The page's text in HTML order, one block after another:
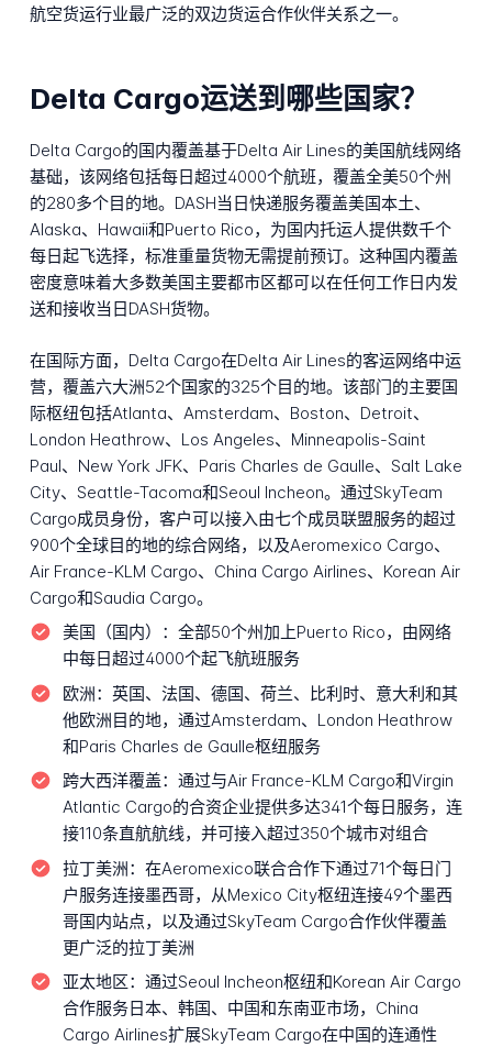
航空货运行业最广泛的双边货运合作伙伴关系之一。
Delta Cargo运送到哪些国家？
Delta Cargo的国内覆盖基于Delta Air Lines的美国航线网络
基础，该网络包括每日超过4000个航班，覆盖全美50个州
的280多个目的地。DASH当日快递服务覆盖美国本土、
Alaska、Hawaii和Puerto Rico，为国内托运人提供数千个
每日起飞选择，标准重量货物无需提前预订。这种国内覆盖
密度意味着大多数美国主要都市区都可以在任何工作日内发
送和接收当日DASH货物。
在国际方面，Delta Cargo在Delta Air Lines的客运网络中运
营，覆盖六大洲52个国家的325个目的地。该部门的主要国
际枢纽包括Atlanta、Amsterdam、Boston、Detroit、
London Heathrow、Los Angeles、Minneapolis-Saint
Paul、New York JFK、Paris Charles de Gaulle、Salt Lake
City、Seattle-Tacoma和Seoul Incheon。通过SkyTeam
Cargo成员身份，客户可以接入由七个成员联盟服务的超过
900个全球目的地的综合网络，以及Aeromexico Cargo、
Air France-KLM Cargo、China Cargo Airlines、Korean Air
Cargo和Saudia Cargo。
美国（国内）： 全部50个州加上Puerto Rico，由网络
中每日超过4000个起飞航班服务
欧洲： 英国、法国、德国、荷兰、比利时、意大利和其
他欧洲目的地，通过Amsterdam、London Heathrow
和Paris Charles de Gaulle枢纽服务
跨大西洋覆盖： 通过与Air France-KLM Cargo和Virgin
Atlantic Cargo的合资企业提供多达341个每日服务，连
接110条直航航线，并可接入超过350个城市对组合
拉丁美洲： 在Aeromexico联合合作下通过71个每日门
户服务连接墨西哥，从Mexico City枢纽连接49个墨西
哥国内站点，以及通过SkyTeam Cargo合作伙伴覆盖
更广泛的拉丁美洲
亚太地区： 通过Seoul Incheon枢纽和Korean Air Cargo
合作服务日本、韩国、中国和东南亚市场，China
Cargo Airlines扩展SkyTeam Cargo在中国的连通性